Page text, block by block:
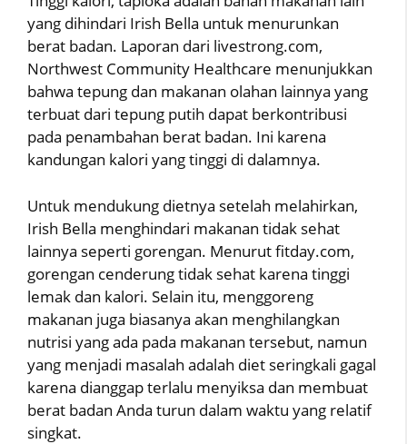
yang dihindari Irish Bella untuk menurunkan
berat badan. Laporan dari livestrong.com,
Northwest Community Healthcare menunjukkan
bahwa tepung dan makanan olahan lainnya yang
terbuat dari tepung putih dapat berkontribusi
pada penambahan berat badan. Ini karena
kandungan kalori yang tinggi di dalamnya.
Untuk mendukung dietnya setelah melahirkan,
Irish Bella menghindari makanan tidak sehat
lainnya seperti gorengan. Menurut fitday.com,
gorengan cenderung tidak sehat karena tinggi
lemak dan kalori. Selain itu, menggoreng
makanan juga biasanya akan menghilangkan
nutrisi yang ada pada makanan tersebut, namun
yang menjadi masalah adalah diet seringkali gagal
karena dianggap terlalu menyiksa dan membuat
berat badan Anda turun dalam waktu yang relatif
singkat.